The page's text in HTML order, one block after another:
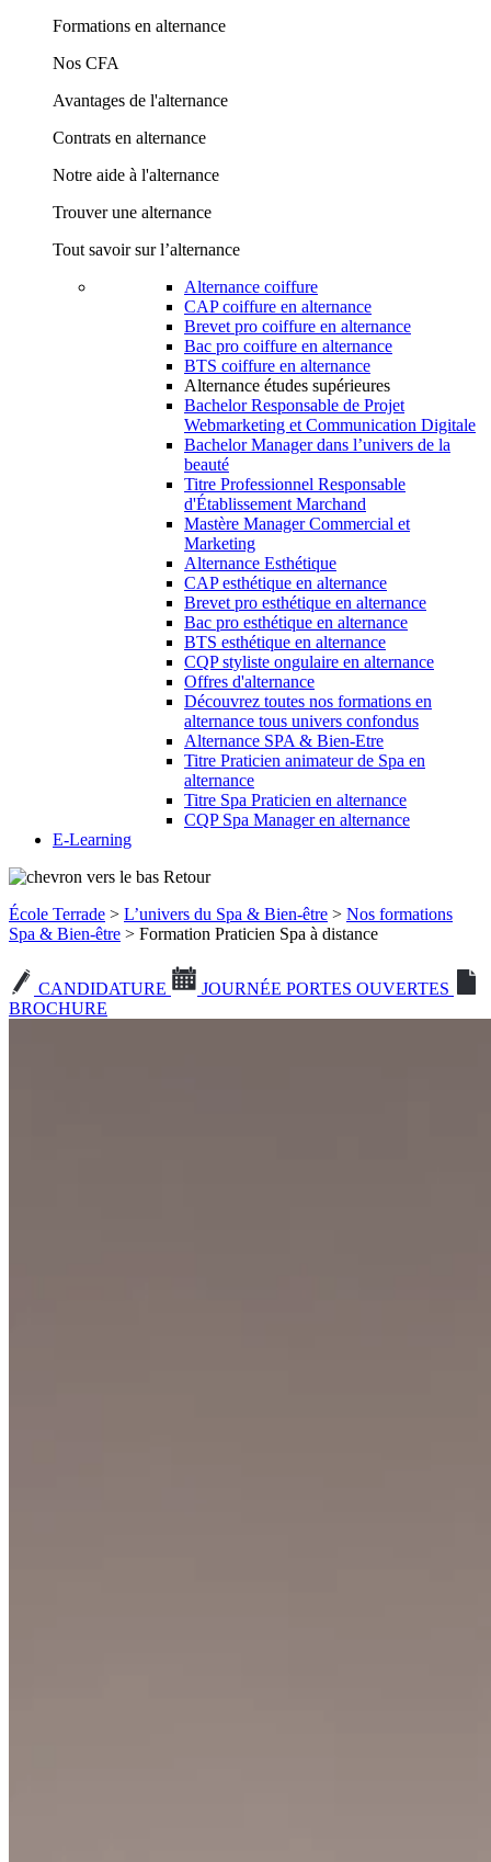
Formations en alternance
Nos CFA
Avantages de l'alternance
Contrats en alternance
Notre aide à l'alternance
Trouver une alternance
Tout savoir sur l’alternance
Alternance coiffure
CAP coiffure en alternance
Brevet pro coiffure en alternance
Bac pro coiffure en alternance
BTS coiffure en alternance
Alternance études supérieures
Bachelor Responsable de Projet
Webmarketing et Communication Digitale
Bachelor Manager dans l’univers de la
beauté
Titre Professionnel Responsable
d'Établissement Marchand
Mastère Manager Commercial et
Marketing
Alternance Esthétique
CAP esthétique en alternance
Brevet pro esthétique en alternance
Bac pro esthétique en alternance
BTS esthétique en alternance
CQP styliste ongulaire en alternance
Offres d'alternance
Découvrez toutes nos formations en
alternance tous univers confondus
Alternance SPA & Bien-Etre
Titre Praticien animateur de Spa en
alternance
Titre Spa Praticien en alternance
CQP Spa Manager en alternance
E-Learning
Retour
École Terrade > L’univers du Spa & Bien-être > Nos formations
Spa & Bien-être > Formation Praticien Spa à distance
CANDIDATURE
JOURNÉE PORTES OUVERTES
BROCHURE